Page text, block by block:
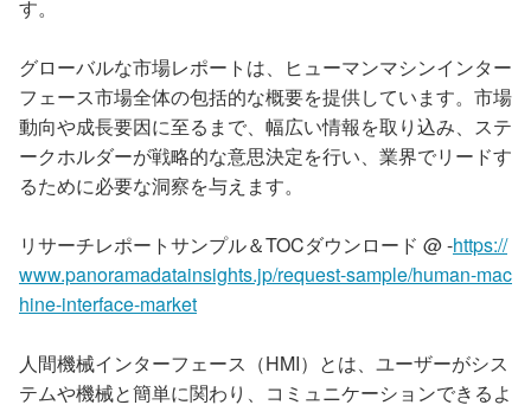
す。
グローバルな市場レポートは、ヒューマンマシンインター
フェース市場全体の包括的な概要を提供しています。市場
動向や成長要因に至るまで、幅広い情報を取り込み、ステ
ークホルダーが戦略的な意思決定を行い、業界でリードす
るために必要な洞察を与えます。
リサーチレポートサンプル＆TOCダウンロード @ -https://
www.panoramadatainsights.jp/request-sample/human-mac
hine-interface-market
人間機械インターフェース（HMI）とは、ユーザーがシス
テムや機械と簡単に関わり、コミュニケーションできるよ